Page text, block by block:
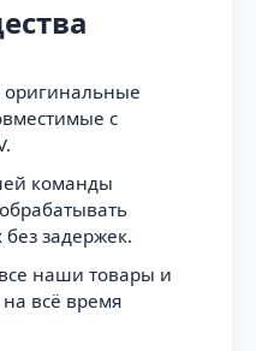
с
команды
без задержек.
наши товары и
всё время